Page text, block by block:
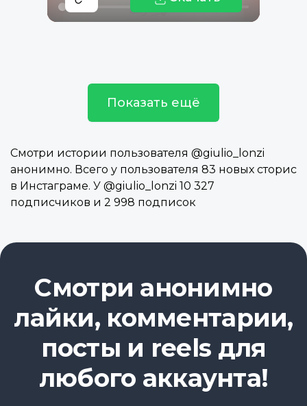
Показать ещё
Смотри истории пользователя @giulio_lonzi
анонимно. Всего у пользователя 83 новых сторис
в Инстаграме. У @giulio_lonzi 10 327
подписчиков и 2 998 подписок
Смотри анонимно
лайки, комментарии,
посты и reels для
любого аккаунта!